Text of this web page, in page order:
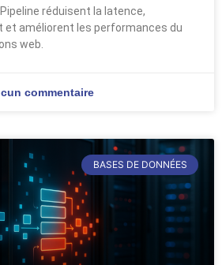
réduisent la latence,
et améliorent les performances du
web.
commentaire
BASES DE DONNÉES